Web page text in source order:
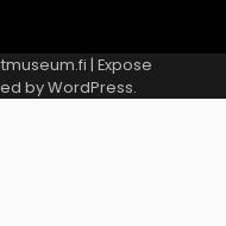
| Expose
byWordPress.